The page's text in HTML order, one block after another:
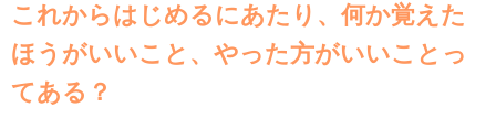
これからはじめるにあたり、何か覚えた
ほうがいいこと、やった方がいいことっ
てある？